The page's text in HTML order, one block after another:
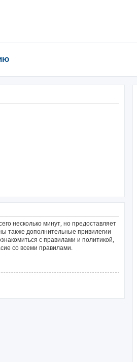
несколько минут, но предоставляет
также дополнительные привилегии
с правилами и политикой,
со всеми правилами.